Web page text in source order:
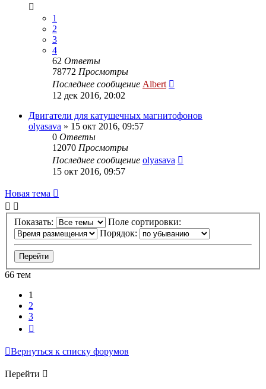
1
2
3
4
62 Ответы
78772 Просмотры
Последнее сообщение Albert
12 дек 2016, 20:02
Двигатели для катушечных магнитофонов
olyasava » 15 окт 2016, 09:57
0 Ответы
12070 Просмотры
Последнее сообщение olyasava
15 окт 2016, 09:57
Новая тема
Показать:
Поле сортировки:
Порядок:
66 тем
1
2
3
Вернуться к списку форумов
Перейти